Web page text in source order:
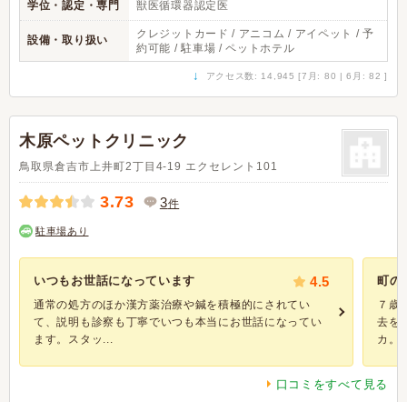
学位・認定・専門 獣医循環器認定医
設備・取り扱い
クレジットカード / アニコム / アイペット / 予
約可能 / 駐車場 / ペットホテル
↓ アクセス数: 14,945 [7月: 80 | 6月: 82 ]
木原ペットクリニック
鳥取県倉吉市上井町2丁目4-19 エクセレント101
3.73 3件
駐車場あり
いつもお世話になっています 4.5
通常の処方のほか漢方薬治療や鍼を積極的にされてい
て、説明も診察も丁寧でいつも本当にお世話になってい
ます。スタッ...
町の
７歳
去を
カ。
口コミをすべて見る